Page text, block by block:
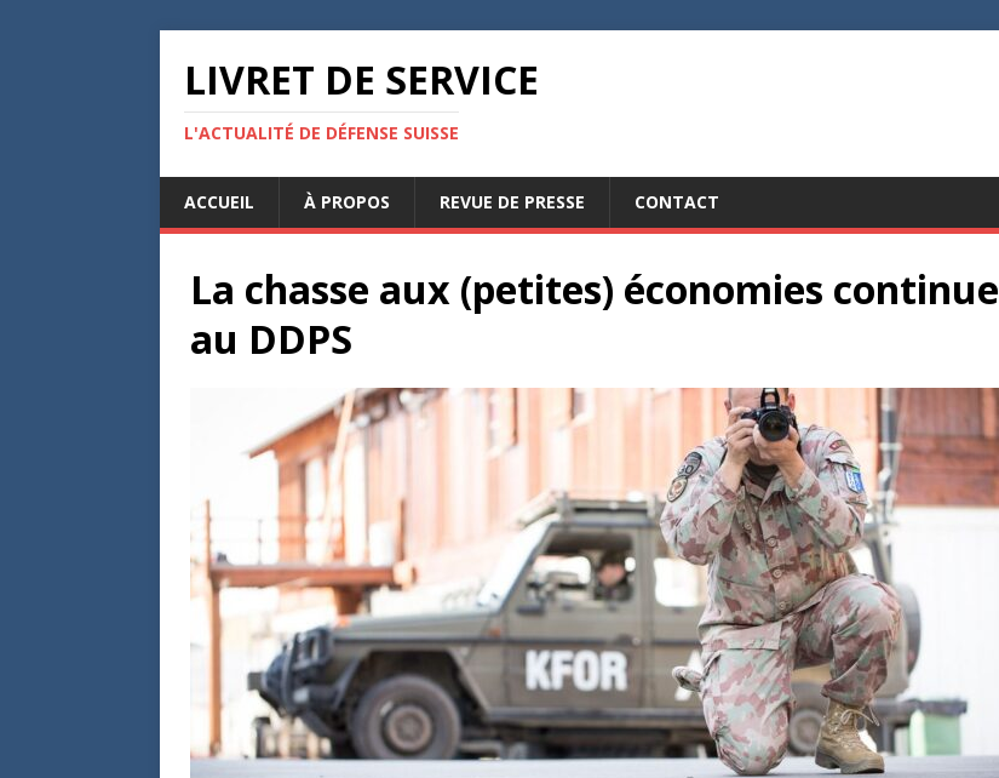
LIVRET DE SERVICE
L'ACTUALITÉ DE DÉFENSE SUISSE
ACCUEIL À PROPOS REVUE DE PRESSE CONTACT
La chasse aux (petites) économies continue
au DDPS